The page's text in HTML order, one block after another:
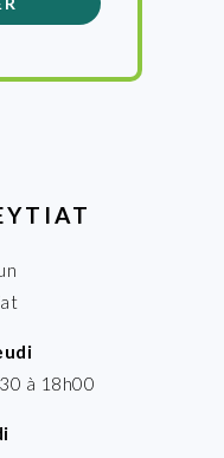
à 18h00